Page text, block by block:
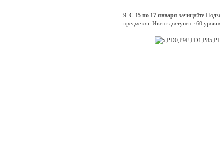
9. С 15 по 17 января зачищайте
предметов. Ивент доступен с 60